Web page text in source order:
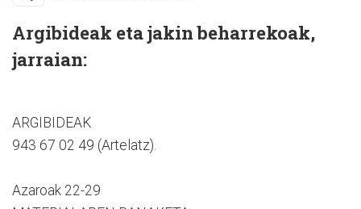
Argibideak eta jakin beharrekoak,
jarraian:
ARGIBIDEAK
943 67 02 49 (Artelatz).
Azaroak 22-29